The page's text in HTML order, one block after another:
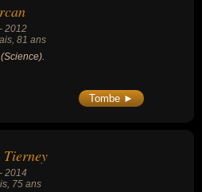
- 2012
, 81 ans
Tombe ►
- 2014
, 75 ans